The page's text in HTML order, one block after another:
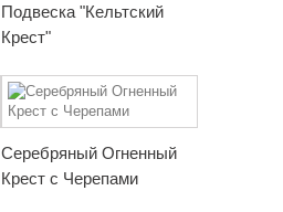
Подвеска "Кельтский
Крест"
Серебряный Огненный
Крест с Черепами